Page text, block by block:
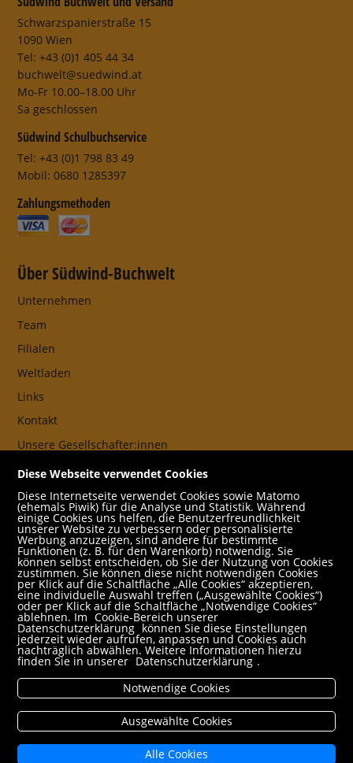
Schwarzspanierstraße 15
1090 Wien
Tel: +43 (0)1 405 44 34
buchwelt@suedwind.at
Mo-Fr 10.00–18.00 Uhr
Sa geschlossen
Südwind Schulbuchservice
Tel: +43 (0)1 798 83 49
Mobil: 0680 1285397
Zahlungsmethoden
Über Südwind-Buchwelt
Unternehmen
Team
Filialen
Weltladen
Links
Kontakt
Unsere Gesellschafter:innen
AGB
Impressum
Datenschutz- und Cookieerklärung
Freund:innen
Service
Jobs
Newsletter abonnieren
Schulbuchservice
Rund um den Einkauf
Versandbedingungen
Filialabholung
Erweiterte Suche
Diese Webseite verwendet Cookies
Diese Internetseite verwendet Cookies sowie Matomo
(ehemals Piwik) für die Analyse und Statistik. Während
einige Cookies uns helfen, die Benutzerfreundlichkeit
unserer Website zu verbessern oder personalisierte
Werbung anzuzeigen, sind andere für bestimmte
Funktionen (z. B. für den Warenkorb) notwendig. Sie
können selbst entscheiden, ob Sie der Nutzung von Cookies
zustimmen. Sie können diese nicht notwendigen Cookies
per Klick auf die Schaltfläche „Alle Cookies“ akzeptieren,
eine individuelle Auswahl treffen („Ausgewählte Cookies“)
oder per Klick auf die Schaltfläche „Notwendige Cookies“
ablehnen. Im Cookie-Bereich unserer
Datenschutzerklärung können Sie diese Einstellungen
jederzeit wieder aufrufen, anpassen und Cookies auch
nachträglich abwählen. Weitere Informationen hierzu
finden Sie in unserer Datenschutzerklärung .
Notwendige Cookies
Ausgewählte Cookies
Alle Cookies